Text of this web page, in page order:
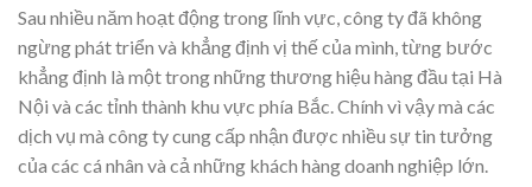
Sau nhiều năm hoạt động trong lĩnh vực, công ty đã không
ngừng phát triển và khẳng định vị thế của mình, từng bước
khẳng định là một trong những thương hiệu hàng đầu tại Hà
Nội và các tỉnh thành khu vực phía Bắc. Chính vì vậy mà các
dịch vụ mà công ty cung cấp nhận được nhiều sự tin tưởng
của các cá nhân và cả những khách hàng doanh nghiệp lớn.